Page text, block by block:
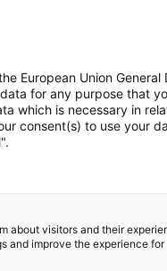
důležité, abyste
zatížení pro vybraný
označuje oblast
hmotnost kabelu,
European Union General
for any purpose that
which is necessary in
consent(s) to use your
about visitors and their
and improve the experience for